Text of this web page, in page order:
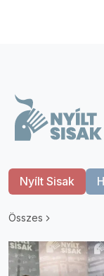
Nyílt Sisak
Összes